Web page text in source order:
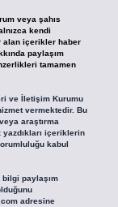
veya şahıs
kendi
alan içerikler haber
paylaşım
tamamen
ve İletişim Kurumu
vermektedir. Bu
araştırma
içeriklerin
kabul
paylaşım
adresine